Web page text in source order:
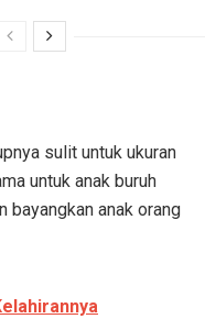
sulit untuk ukuran
untuk anak buruh
bayangkan anak orang